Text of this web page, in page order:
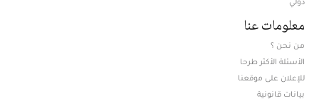
معلومات عنا
من نحن ؟
الأسئلة الأكثر طرحا
للإعلان على موقعنا
بيانات قانونية